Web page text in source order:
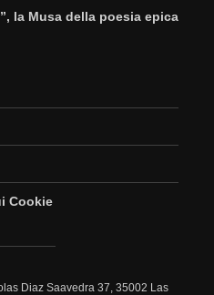
la Musa della poesia epica
Cookie
Diaz Saavedra 37, 35002 Las